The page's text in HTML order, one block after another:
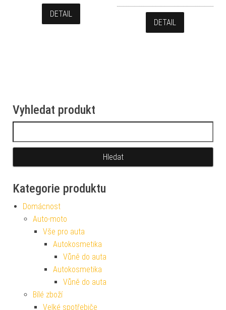
DETAIL
DETAIL
Vyhledat produkt
Kategorie produktu
Domácnost
Auto-moto
Vše pro auta
Autokosmetika
Vůně do auta
Autokosmetika
Vůně do auta
Bílé zboží
Velké spotřebiče